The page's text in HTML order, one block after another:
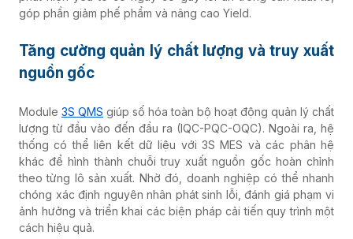
góp phần giảm phế phẩm và nâng cao Yield.
Tăng cường quản lý chất lượng và truy xuất
nguồn gốc
Module 3S QMS giúp số hóa toàn bộ hoạt động quản lý chất
lượng từ đầu vào đến đầu ra (IQC-PQC-OQC). Ngoài ra, hệ
thống có thể liên kết dữ liệu với 3S MES và các phân hệ
khác để hình thành chuỗi truy xuất nguồn gốc hoàn chỉnh
theo từng lô sản xuất. Nhờ đó, doanh nghiệp có thể nhanh
chóng xác định nguyên nhân phát sinh lỗi, đánh giá phạm vi
ảnh hưởng và triển khai các biện pháp cải tiến quy trình một
cách hiệu quả.